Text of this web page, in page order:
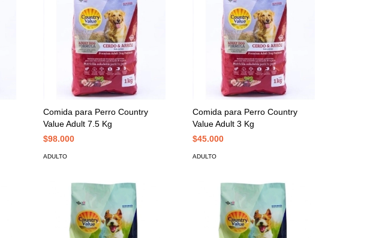
Comida para Perro Country
Value Adult 7.5 Kg
$98.000
ADULTO
Comida para Perro Country
Value Adult 3 Kg
$45.000
ADULTO